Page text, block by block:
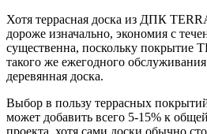
Хотя террасная доска из ДПК
дороже изначально, экономия с
существенна, поскольку покрытие
такого же ежегодного
деревянная доска.
Выбор в пользу террасных
может добавить всего 5-15% к
проекта, хотя сами доски обычно